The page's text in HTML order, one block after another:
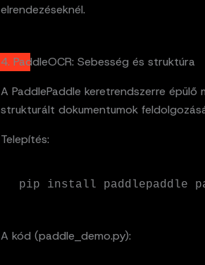
elrendezéseknél.
4. PaddleOCR: Sebesség és struktúra
A PaddlePaddle keretrendszerre
strukturált dokumentumok
Telepítés:
pip install paddlepaddle
A kód (paddle_demo.py):